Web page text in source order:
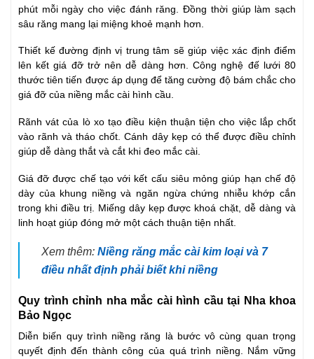
phút mỗi ngày cho việc đánh răng. Đồng thời giúp làm sạch
sâu răng mang lại miệng khoẻ mạnh hơn.
Thiết kế đường định vị trung tâm sẽ giúp việc xác định điểm
lên kết giá đỡ trở nên dễ dàng hơn. Công nghệ đế lưới 80
thước tiên tiến được áp dụng để tăng cường độ bám chắc cho
giá đỡ của niềng mắc cài hình cầu.
Rãnh vát của lò xo tạo điều kiện thuận tiện cho việc lắp chốt
vào rãnh và tháo chốt. Cánh dây kẹp có thể được điều chỉnh
giúp dễ dàng thắt và cắt khi đeo mắc cài.
Giá đỡ được chế tạo với kết cấu siêu mỏng giúp hạn chế độ
dày của khung niềng và ngăn ngừa chứng nhiễu khớp cắn
trong khi điều trị. Miếng dây kẹp được khoá chặt, dễ dàng và
linh hoạt giúp đóng mở một cách thuận tiện nhất.
Xem thêm: Niềng răng mắc cài kim loại và 7
điều nhất định phải biết khi niềng
Quy trình chỉnh nha mắc cài hình cầu tại Nha khoa
Bảo Ngọc
Diễn biến quy trình niềng răng là bước vô cùng quan trọng
quyết định đến thành công của quá trình niềng. Nắm vững